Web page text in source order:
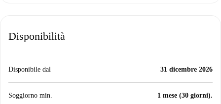
Disponibilità
Disponibile dal 31 dicembre 2026
Soggiorno min. 1 mese (30 giorni).